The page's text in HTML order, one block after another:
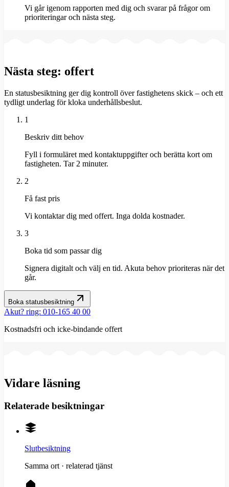
Vi går igenom rapporten med dig och svarar på frågor om
prioriteringar och nästa steg.
Nästa steg: offert
En statusbesiktning ger dig kontroll över fastighetens skick – och ett
tydligt underlag för kloka underhållsbeslut.
1
Beskriv ditt behov
Fyll i formuläret med kontaktuppgifter och berätta kort om
fastigheten. Tar 2 minuter.
2
Få fast pris
Vi kontaktar dig med offert. Inga dolda kostnader.
3
Boka tid som passar dig
Signera digitalt och välj en tid. Akuta behov prioriteras när det
går.
Boka statusbesiktning
Akut? ring: 010-165 40 00
Kostnadsfri och icke-bindande offert
Vidare läsning
Relaterade besiktningar
Slutbesiktning
Samma ort · relaterad tjänst